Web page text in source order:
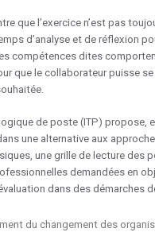
que l’exercice n’est pas
d’analyse et de réflexion
compétences dites
que le collaborateur puisse
de poste (ITP) propose,
une alternative aux
une grille de lecture des
demandées en
dans des démarches
du changement des